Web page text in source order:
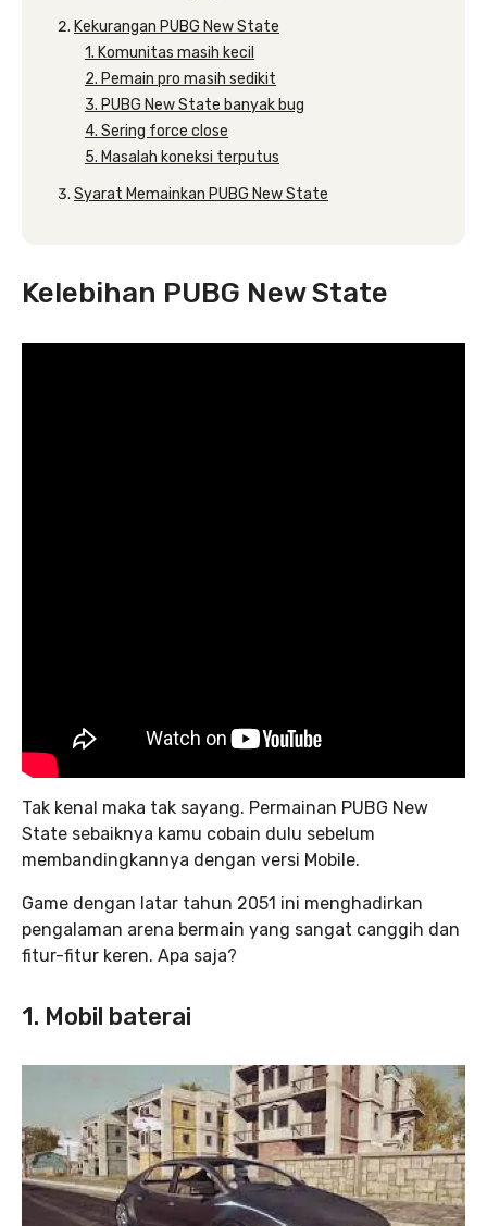
Kekurangan PUBG New State
1. Komunitas masih kecil
2. Pemain pro masih sedikit
3. PUBG New State banyak bug
4. Sering force close
5. Masalah koneksi terputus
Syarat Memainkan PUBG New State
Kelebihan PUBG New State
Tak kenal maka tak sayang. Permainan PUBG New
State sebaiknya kamu cobain dulu sebelum
membandingkannya dengan versi Mobile.
Game dengan latar tahun 2051 ini menghadirkan
pengalaman arena bermain yang sangat canggih dan
fitur-fitur keren. Apa saja?
1. Mobil baterai